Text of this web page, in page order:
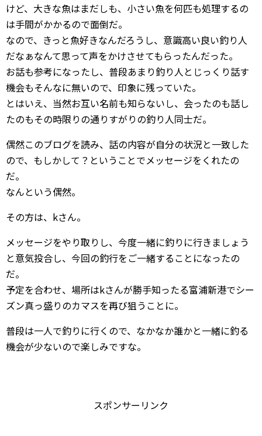
けど、大きな魚はまだしも、小さい魚を何匹も処理するの
は手間がかかるので面倒だ。
なので、きっと魚好きなんだろうし、意識高い良い釣り人
だなぁなんて思って声をかけさせてもらったんだった。
お話も参考になったし、普段あまり釣り人とじっくり話す
機会もそんなに無いので、印象に残っていた。
とはいえ、当然お互い名前も知らないし、会ったのも話し
たのもその時限りの通りすがりの釣り人同士だ。
偶然このブログを読み、話の内容が自分の状況と一致した
ので、もしかして？ということでメッセージをくれたの
だ。
なんという偶然。
その方は、kさん。
メッセージをやり取りし、今度一緒に釣りに行きましょう
と意気投合し、今回の釣行をご一緒することになったの
だ。
予定を合わせ、場所はkさんが勝手知ったる富浦新港でシー
ズン真っ盛りのカマスを再び狙うことに。
普段は一人で釣りに行くので、なかなか誰かと一緒に釣る
機会が少ないので楽しみですな。
スポンサーリンク